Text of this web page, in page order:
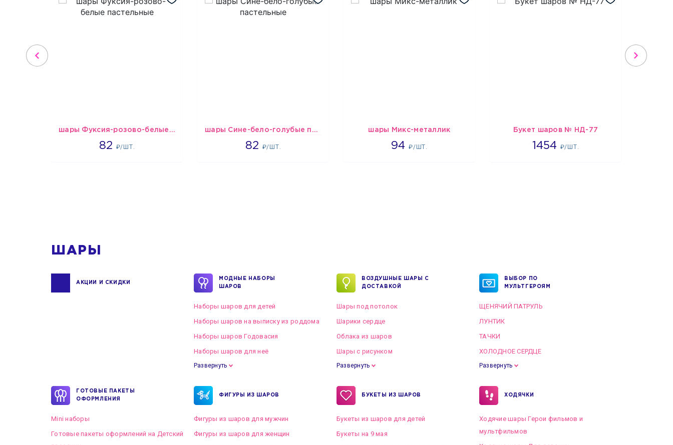
шары Фуксия-розово-белые пастельные
82 ₽/ШТ.
1637 шары Сине-бело-голубые пастельные
82 ₽/ШТ.
1637 шары Микс-металлик
94₽/ШТ.
1697 Букет шаров № НД-77
1454 ₽/ШТ.
1454
ШАРЫ
АКЦИИ И СКИДКИ
МОДНЫЕ НАБОРЫ
ШАРОВ
Наборы шаров для детей
Наборы шаров на выписку из роддома
Наборы шаров Годовасия
Наборы шаров для неё
Развернуть
ВОЗДУШНЫЕ ШАРЫ С
ДОСТАВКОЙ
Шары под потолок
Шарики сердце
Облака из шаров
Шары с рисунком
Развернуть
ВЫБОР ПО
МУЛЬТГЕРОЯМ
ЩЕНЯЧИЙ ПАТРУЛЬ
ЛУНТИК
ТАЧКИ
ХОЛОДНОЕ СЕРДЦЕ
Развернуть
ГОТОВЫЕ ПАКЕТЫ
ОФОРМЛЕНИЯ
Mini наборы
Готовые пакеты оформлений на Детский
ФИГУРЫ ИЗ ШАРОВ
Фигуры из шаров для мужчин
Фигуры из шаров для женщин
БУКЕТЫ ИЗ ШАРОВ
Букеты из шаров для детей
Букеты на 9 мая
ХОДЯЧКИ
Ходячие шары Герои фильмов и
мультфильмов